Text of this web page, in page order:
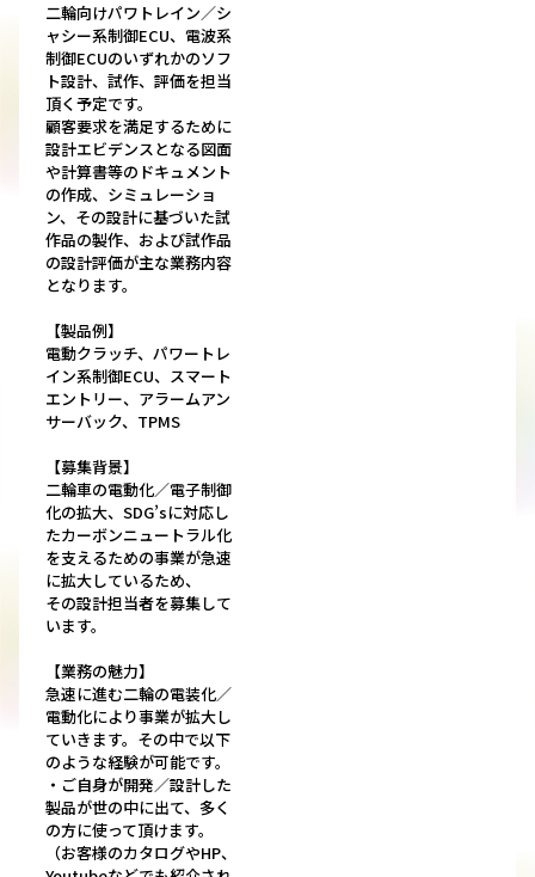
二輪向けパワトレイン／シ
ャシー系制御ECU、電波系
制御ECUのいずれかのソフ
ト設計、試作、評価を担当
頂く予定です。
顧客要求を満足するために
設計エビデンスとなる図面
や計算書等のドキュメント
の作成、シミュレーショ
ン、その設計に基づいた試
作品の製作、および試作品
の設計評価が主な業務内容
となります。
【製品例】
電動クラッチ、パワートレ
イン系制御ECU、スマート
エントリー、アラームアン
サーバック、TPMS
【募集背景】
二輪車の電動化／電子制御
化の拡大、SDG’sに対応し
たカーボンニュートラル化
を支えるための事業が急速
に拡大しているため、
その設計担当者を募集して
います。
【業務の魅力】
急速に進む二輪の電装化／
電動化により事業が拡大し
ていきます。その中で以下
のような経験が可能です。
・ご自身が開発／設計した
製品が世の中に出て、多く
の方に使って頂けます。
（お客様のカタログやHP、